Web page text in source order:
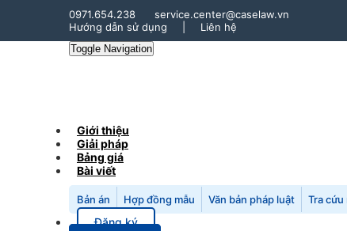
0971.654.238
service.center@caselaw.vn
Hướng dẫn sử dụng
Liên hệ
Toggle Navigation
Giới thiệu
Giải pháp
Bảng giá
Bài viết
Bản án Hợp đồng mẫu Văn bản pháp luật Tra cứu
Đăng ký